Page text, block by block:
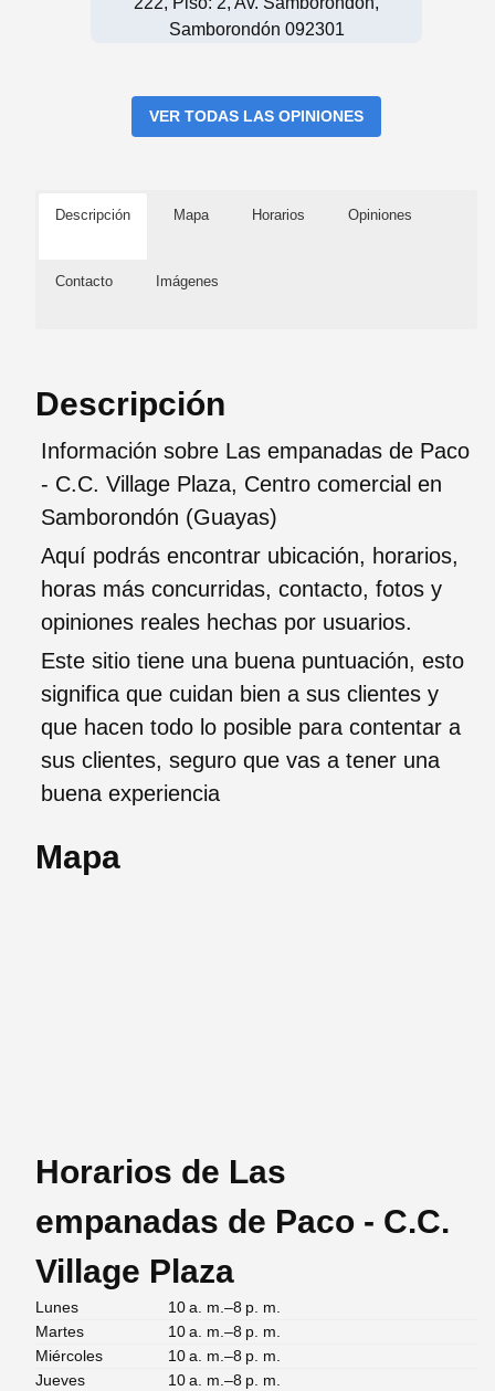
Samborondón 092301
VER TODAS LAS OPINIONES
Descripción Mapa Horarios Opiniones
Contacto Imágenes
Descripción
Información sobre Las empanadas de Paco
- C.C. Village Plaza, Centro comercial en
Samborondón (Guayas)
Aquí podrás encontrar ubicación, horarios,
horas más concurridas, contacto, fotos y
opiniones reales hechas por usuarios.
Este sitio tiene una buena puntuación, esto
significa que cuidan bien a sus clientes y
que hacen todo lo posible para contentar a
sus clientes, seguro que vas a tener una
buena experiencia
Mapa
Horarios de Las
empanadas de Paco - C.C.
Village Plaza
Lunes
10 a. m.–8 p. m.
Martes
10 a. m.–8 p. m.
Miércoles
10 a. m.–8 p. m.
Jueves
10 a. m.–8 p. m.